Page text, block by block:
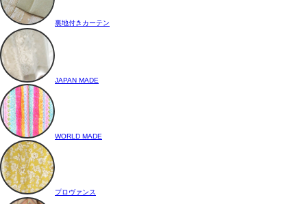
裏地付きカーテン
JAPAN MADE
WORLD MADE
プロヴァンス